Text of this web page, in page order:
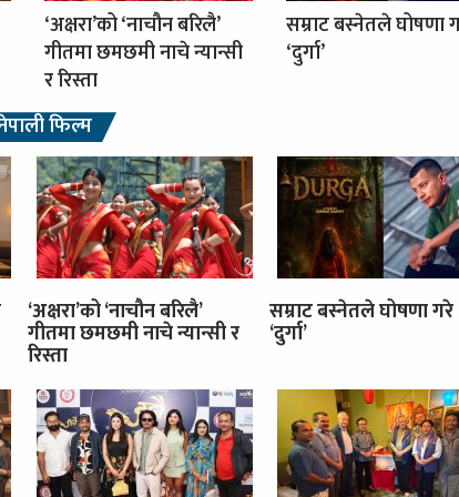
‘अक्षरा’को ‘नाचौन बरिलै’
गीतमा छमछमी नाचे न्यान्सी
र रिस्ता
सम्राट बस्नेतले घोषणा
‘दुर्गा’
फिल्म
‘अक्षरा’को ‘नाचौन बरिलै’
गीतमा छमछमी नाचे न्यान्सी र
रिस्ता
सम्राट बस्नेतले घोषणा गरे
‘दुर्गा’